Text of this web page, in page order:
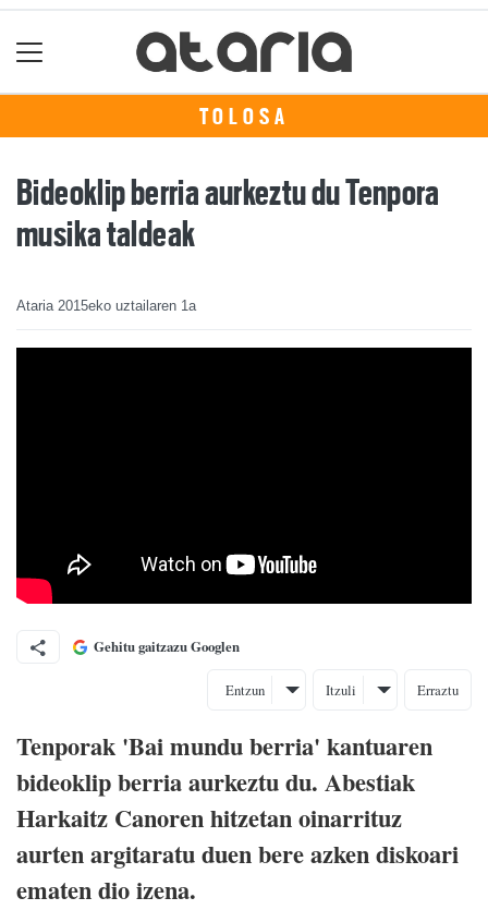
TOLOSA
Bideoklip berria aurkeztu du Tenpora
musika taldeak
Ataria 2015eko uztailaren 1a
Gehitu gaitzazu Googlen
Entzun Itzuli Erraztu
Tenporak 'Bai mundu berria' kantuaren
bideoklip berria aurkeztu du. Abestiak
Harkaitz Canoren hitzetan oinarrituz
aurten argitaratu duen bere azken diskoari
ematen dio izena.